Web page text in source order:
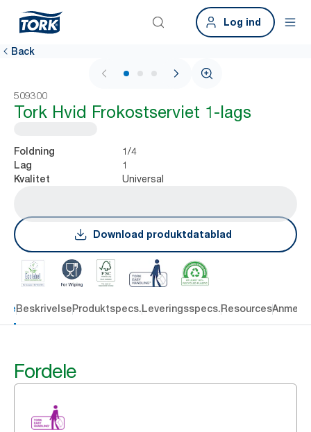
Log ind
Back
1 / 3
509300
Tork Hvid Frokostserviet 1-lags
Foldning 1/4
Lag 1
Kvalitet Universal
Download produktdatablad
BeskrivelseProduktspecs.Leveringsspecs.Resources
Fordele